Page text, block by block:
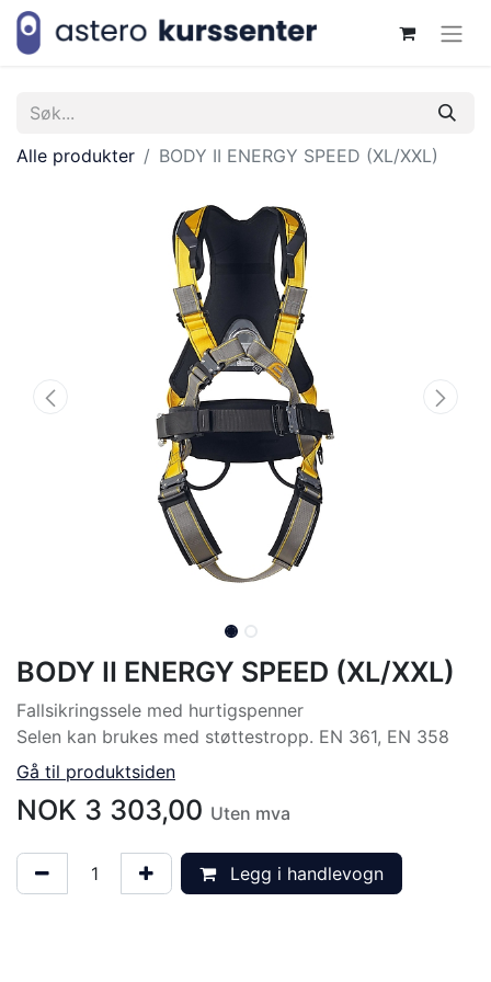
Alle produkter BODY II ENERGY SPEED (XL/XXL)
BODY II ENERGY SPEED (XL/XXL)
Fallsikringssele med hurtigspenner
Selen kan brukes med støttestropp. EN 361, EN 358
Gå til produktsiden
NOK 3 303,00 Uten mva
Legg i handlevogn